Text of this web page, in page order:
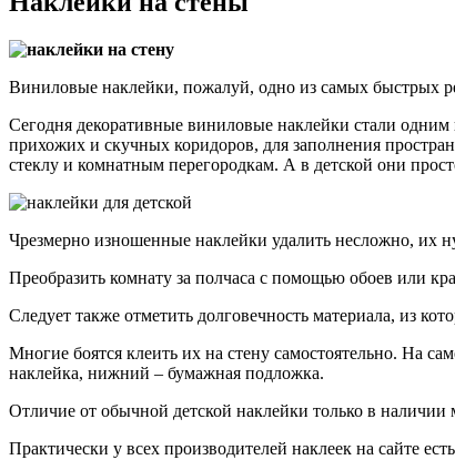
Виниловые наклейки, пожалуй, одно из самых быстрых
Сегодня декоративные виниловые наклейки стали
прихожих и скучных коридоров, для заполнения
стеклу и комнатным перегородкам. А в детской они
Чрезмерно изношенные наклейки удалить несложно, их
Преобразить комнату за полчаса с помощью обоев или
Следует также отметить долговечность материала, из
Многие боятся клеить их на стену самостоятельно. На
наклейка, нижний – бумажная подложка.
Отличие от обычной детской наклейки только в
Практически у всех производителей наклеек на сайте